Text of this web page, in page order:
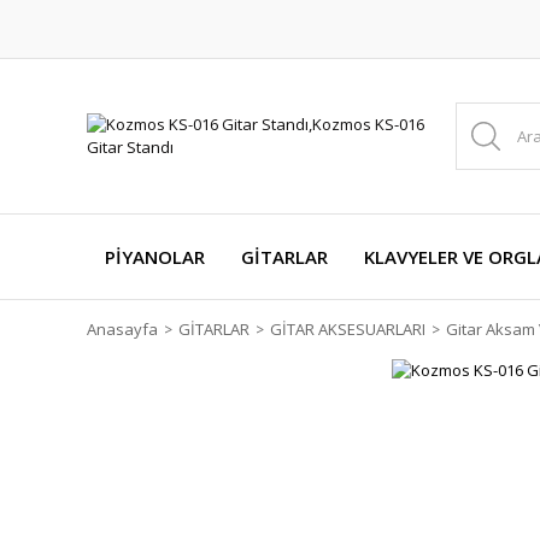
PİYANOLAR GİTARLAR KLAVYELER VE
Anasayfa GİTARLAR GİTAR AKSESUARLARI Gitar